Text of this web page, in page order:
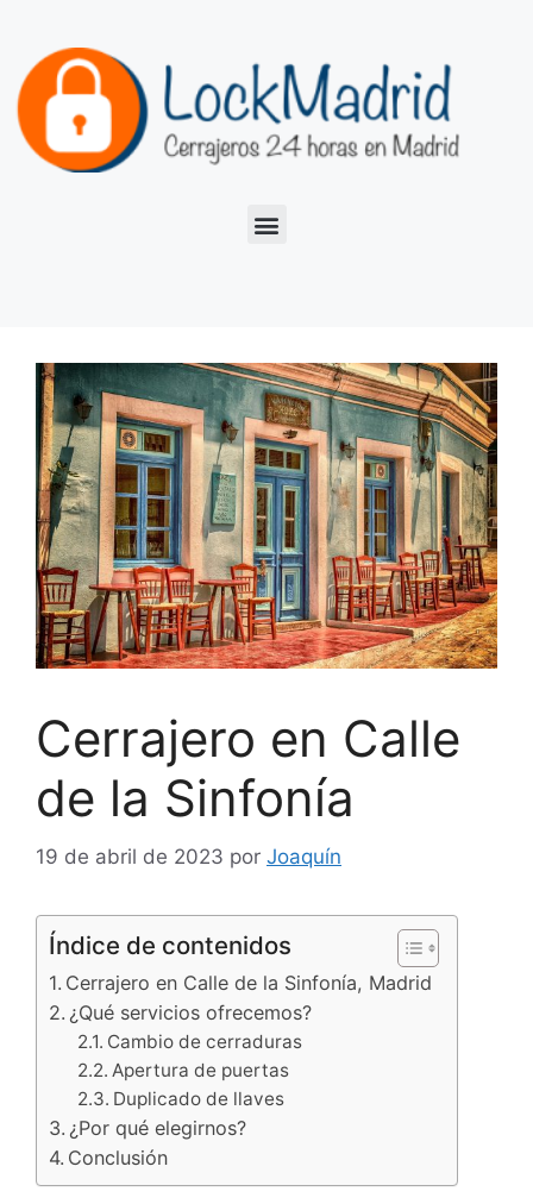
Cerrajero en Calle
de la Sinfonía
19 de abril de 2023 por Joaquín
Índice de contenidos
Cerrajero en Calle de la Sinfonía, Madrid
¿Qué servicios ofrecemos?
Cambio de cerraduras
Apertura de puertas
Duplicado de llaves
¿Por qué elegirnos?
Conclusión